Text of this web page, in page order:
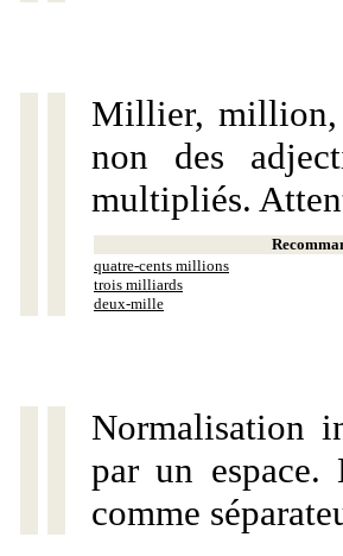
Millier, million,
non des
multipliés.
quatre-cents millions
trois milliards
deux-mille
Normalisation
par un
comme